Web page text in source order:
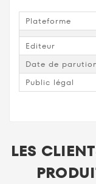
Plateforme
Editeur
Date de
Public légal
LES